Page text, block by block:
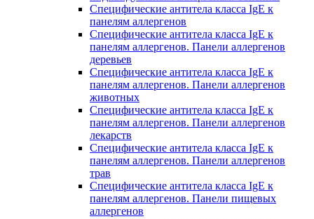
Специфические антитела класса IgE к
панелям аллергенов
Специфические антитела класса IgE к
панелям аллергенов. Панели аллергенов
деревьев
Специфические антитела класса IgE к
панелям аллергенов. Панели аллергенов
животных
Специфические антитела класса IgE к
панелям аллергенов. Панели аллергенов
лекарств
Специфические антитела класса IgE к
панелям аллергенов. Панели аллергенов
трав
Специфические антитела класса IgE к
панелям аллергенов. Панели пищевых
аллергенов